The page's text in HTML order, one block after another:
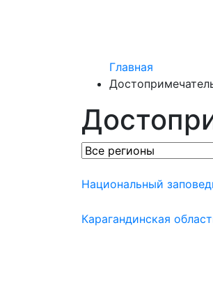
Главная
Национальный
Карагандинская